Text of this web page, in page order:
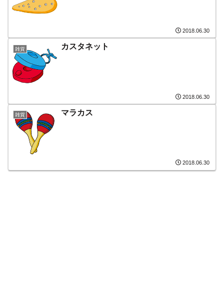
2018.06.30
雑貨 カスタネット
2018.06.30
雑貨 マラカス
2018.06.30